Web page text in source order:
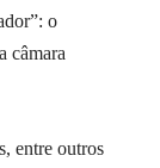
o
câmara
entre outros